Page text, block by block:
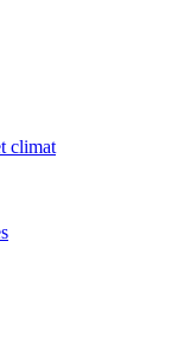
climat